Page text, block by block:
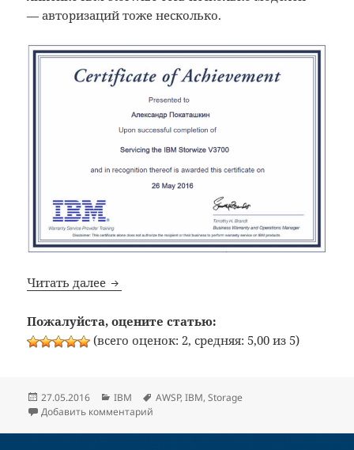
— авторизаций тоже несколько.
Читать далее IBM: Получил авторизацию Servicing the
Пожалуйста, оцените статью:
(всего оценок: 2, средняя: 5,00 из 5)
Опубликовано
27.05.2016 Рубрики
IBM Метки
AWSP,IBM,Storage
Добавить комментарий